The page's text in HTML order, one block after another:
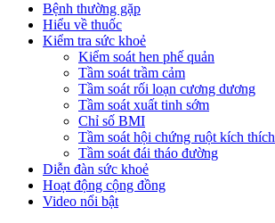
Bệnh thường gặp
Hiểu về thuốc
Kiểm tra sức khoẻ
Kiểm soát hen phế quản
Tầm soát trầm cảm
Tầm soát rối loạn cương dương
Tầm soát xuất tinh sớm
Chỉ số BMI
Tầm soát hội chứng ruột kích thích
Tầm soát đái tháo đường
Diễn đàn sức khoẻ
Hoạt động cộng đồng
Video nổi bật